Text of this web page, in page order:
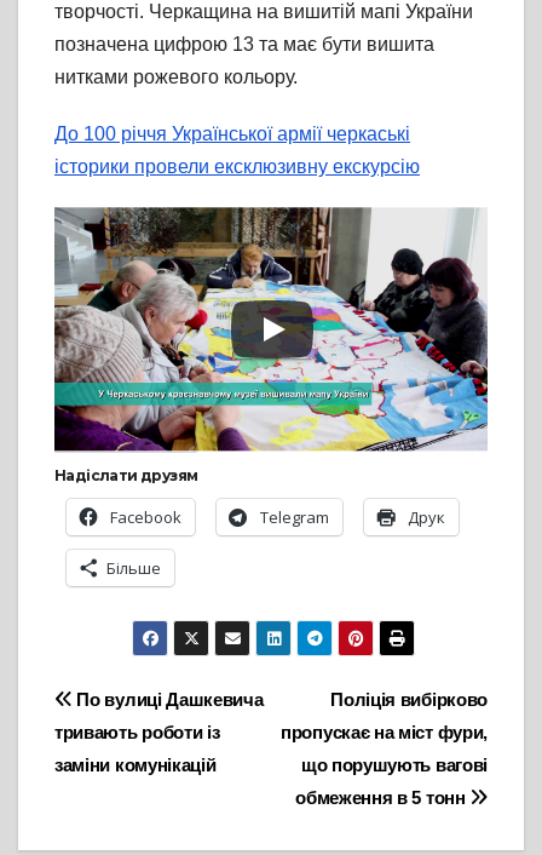
творчості. Черкащина на вишитій мапі України
позначена цифрою 13 та має бути вишита
нитками рожевого кольору.
До 100 річчя Української армії черкаські
історики провели ексклюзивну екскурсію
Надіслати друзям
Facebook Telegram Друк
Більше
Навігація
записів
Поліція вибірково
пропускає на міст фури,
що порушують вагові
обмеження в 5 тонн
По вулиці Дашкевича
тривають роботи із
заміни комунікацій